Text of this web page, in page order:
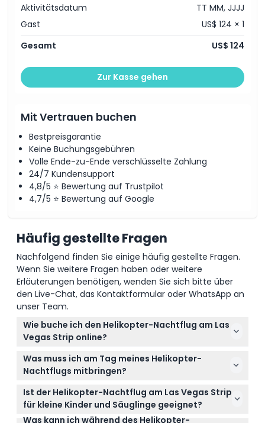
Stornierungsbedingungen
Aktivitätsdatum
TT MM, JJJJ
Gast
US$ 124 × 1
Gesamt
US$ 124
Zur Kasse gehen
Mit Vertrauen buchen
Bestpreisgarantie
Keine Buchungsgebühren
Volle Ende-zu-Ende verschlüsselte Zahlung
24/7 Kundensupport
4,8/5 ⭐ Bewertung auf Trustpilot
4,7/5 ⭐ Bewertung auf Google
Häufig gestellte Fragen
Nachfolgend finden Sie einige häufig gestellte Fragen.
Wenn Sie weitere Fragen haben oder weitere
Erläuterungen benötigen, wenden Sie sich bitte über
den Live-Chat, das Kontaktformular oder WhatsApp an
unser Team.
Wie buche ich den Helikopter-Nachtflug am Las
Vegas Strip online?
Sie können Ihren Flug ganz einfach hier auf dieser
Website online buchen, indem Sie Ihr bevorzugtes
Datum und Ihre Flugzeit auswählen. Verfügbarkeit
und Preise werden während des Buchungsprozesses
angezeigt.
Was muss ich am Tag meines Helikopter-
Nachtflugs mitbringen?
Bringen Sie unbedingt einen von der Regierung
ausgestellten Lichtbildausweis mit, wenn Sie 18
Jahre oder älter sind. Lassen Sie Gepäck, große
Ist der Helikopter-Nachtflug am Las Vegas Strip
für kleine Kinder und Säuglinge geeignet?
Ja, der Flug ist für Kinder ab 2 Jahren geeignet,
Was kann ich während des Helikopter-